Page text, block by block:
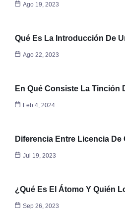
Ago 19, 2023
Qué Es La Introducción De
Ago 22, 2023
En Qué Consiste La Tinción
Feb 4, 2024
Diferencia Entre Licencia
Jul 19, 2023
¿Qué Es El Átomo Y Quién
Sep 26, 2023